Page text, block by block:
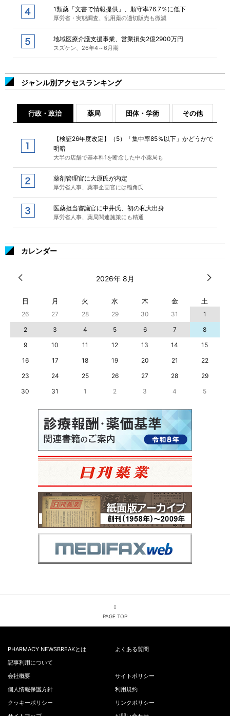
1類薬「文書で情報提供」、順守率76.7％に低下
厚労省・実態調査、乱用薬の適切販売も微減
地域医療介護支援事業、営業損失2億2900万円
スズケン、26年4～6月期
ジャンル別アクセスランキング
行政・政治 薬局 団体・学術 その他
【検証26年度改定】（5）「集中率85％以下」かどうかで
明暗
大半の店舗で基本料1を断念した中小薬局も
薬剤管理官に大原氏が内定
厚労省人事、薬事企画官には稲角氏
医薬担当審議官に中井氏、初の私大出身
厚労省人事、薬局関連施策にも精通
カレンダー
2026年 8月
日 月 火 水 木 金 土
26 27 28 29 30 31
1
2
3 4 5 6 7
8
9
10 11 12 13 14
15
16
17 18 19 20 21
22
23
24 25 26 27 28
29
30
31 1 2 3 4 5
PAGE TOP
PHARMACY NEWSBREAKとは
よくある質問
記事利用について
会社概要
サイトポリシー
個人情報保護方針
利用規約
クッキーポリシー
リンクポリシー